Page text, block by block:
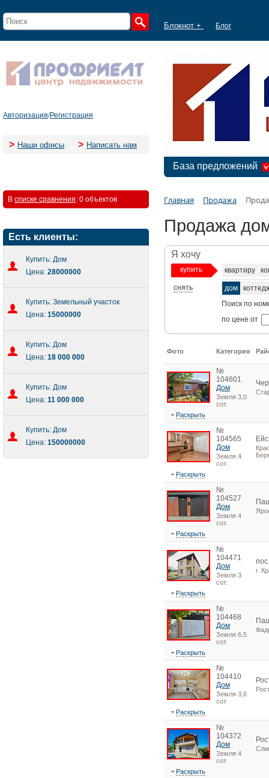
Блокнот + Блог
Авторизация/Регистрация
> Наши офисы > Написать нам
База предложений
В списке сравнения: 0 объектов
Есть клиенты:
Купить: Дом
Цена: 28000000
Купить: Земельный участок
Цена: 15000000
Купить: Дом
Цена: 18 000 000
Купить: Дом
Цена: 11 000 000
Купить: Дом
Цена: 150000000
Главная Продажа
Продажа
Я хочу
купить
снять
квартиру
дом
Поиск по
по цене от
Фото Категория
№
104601
Дом
Земля 3,0
сот.
Раскрыть
№
104565
Дом
Земля 4
сот.
Раскрыть
№
104527
Дом
Земля 4
сот.
Раскрыть
№
104471
Дом
Земля 3
сот.
г.
Раскрыть
№
104468
Дом
Земля 6,5
сот.
Раскрыть
№
104410
Дом
Земля 3,6
сот.
Раскрыть
№
104372
Дом
Земля 4
сот.
Раскрыть